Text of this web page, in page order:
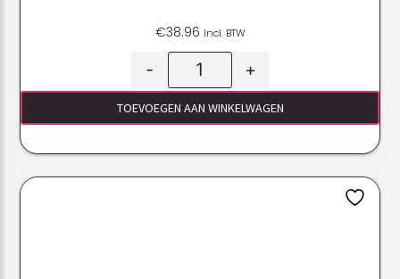
€38.96 Incl. BTW
- +
TOEVOEGEN AAN WINKELWAGEN